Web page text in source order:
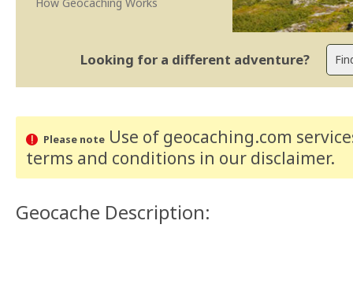
Looking for a different adventure?
Please noteUse of geocaching.com
terms and conditions in our disclaimer.
Geocache Description: